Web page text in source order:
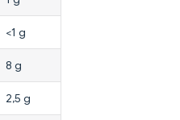
<1 g
8 g
2,5 g